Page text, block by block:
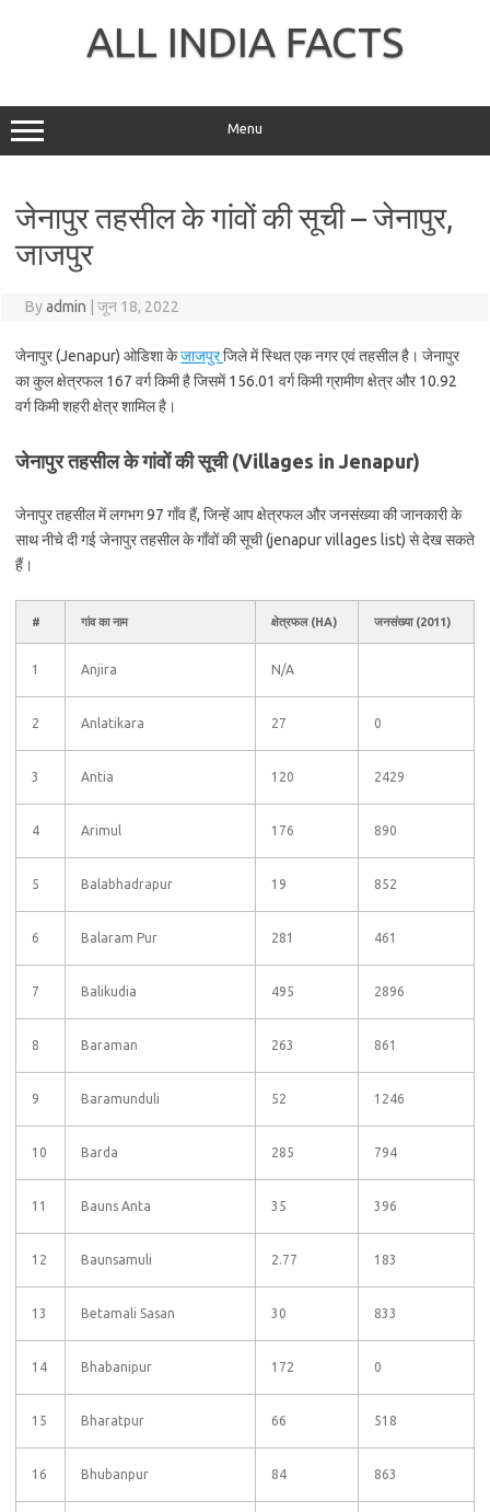
ALL INDIA FACTS
Menu
जेनापुर तहसील के गांवों की सूची – जेनापुर,
जाजपुर
Byadmin जून 18, 2022
जेनापुर (Jenapur) ओडिशा केजाजपुरजिले में स्थित एक नगर एवं तहसील है। जेनापुर
का कुल क्षेत्रफल 167 वर्ग किमी है जिसमें 156.01 वर्ग किमी ग्रामीण क्षेत्र और 10.92
वर्ग किमी शहरी क्षेत्र शामिल है।
जेनापुर तहसील के गांवों की सूची (Villages in Jenapur)
जेनापुर तहसील में लगभग 97 गाँव हैं, जिन्हें आप क्षेत्रफल और जनसंख्या की जानकारी के
साथ नीचे दी गई जेनापुर तहसील के गाँवों की सूची (jenapur villages list) से देख सकते
हैं।
# गांव का नाम क्षेत्रफल (HA) जनसंख्या (2011)
1 Anjira N/A
2 Anlatikara 27 0
3 Antia 120 2429
4 Arimul 176 890
5 Balabhadrapur 19 852
6 Balaram Pur 281 461
7 Balikudia 495 2896
8 Baraman 263 861
9 Baramunduli 52 1246
10 Barda 285 794
11 Bauns Anta 35 396
12 Baunsamuli 2.77 183
13 Betamali Sasan 30 833
14 Bhabanipur 172 0
15 Bharatpur 66 518
16 Bhubanpur 84 863